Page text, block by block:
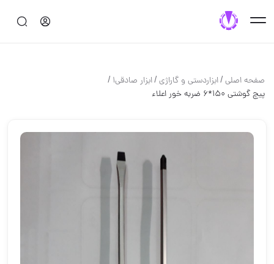
صفحه اصلی/ابزاردستی و گاراژی/ابزار صادقی1 /
پیچ گوشتی ١۵٠*۶ ضربه خور اعلاء